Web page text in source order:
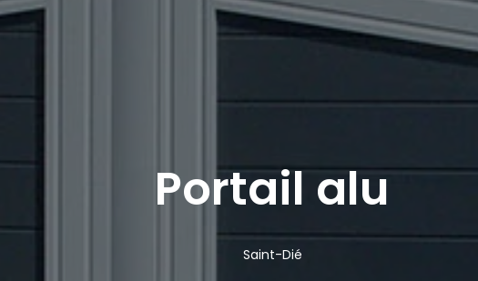
Portail alu
Saint-Dié